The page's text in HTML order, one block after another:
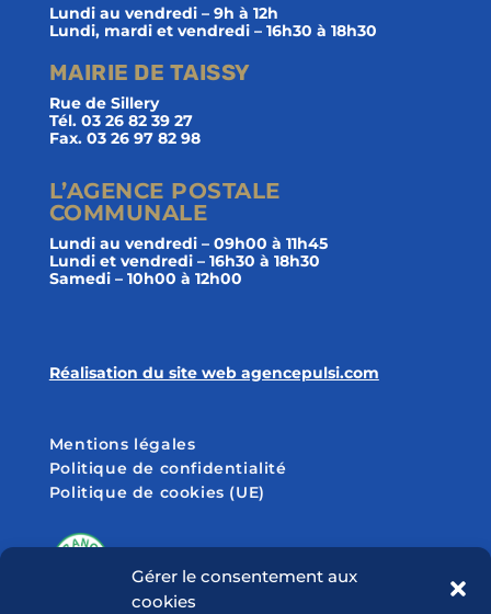
Gérer le consentement aux
cookies
Lundi au vendredi – 9h à 12h
Lundi, mardi et vendredi – 16h30 à 18h30
MAIRIE DE TAISSY
Rue de Sillery
Tél. 03 26 82 39 27
Fax. 03 26 97 82 98
L’AGENCE POSTALE
COMMUNALE
Lundi au vendredi – 09h00 à 11h45
Lundi et vendredi – 16h30 à 18h30
Samedi – 10h00 à 12h00
Réalisation du site web agencepulsi.com
Mentions légales
Politique de confidentialité
Politique de cookies (UE)